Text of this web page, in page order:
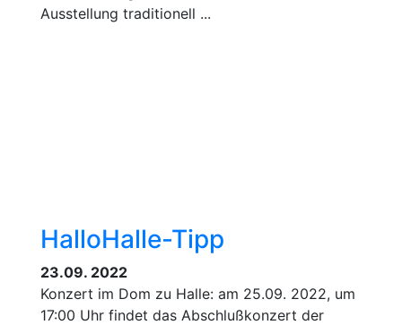
Ausstellung traditionell ...
HalloHalle-Tipp
23.09. 2022
Konzert im Dom zu Halle: am 25.09. 2022, um
17:00 Uhr findet das Abschlußkonzert der